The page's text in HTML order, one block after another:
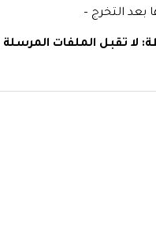
التخرج –
لا تقبل الملفات المرسلة